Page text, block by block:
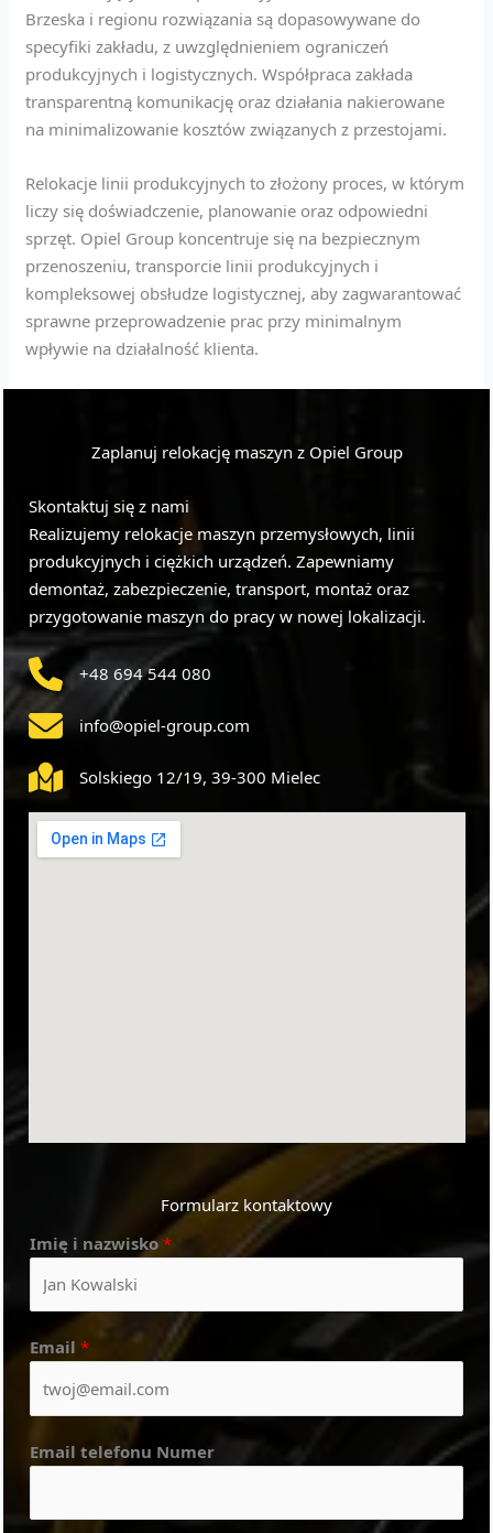
Brzeska i regionu rozwiązania są dopasowywane do
specyfiki zakładu, z uwzględnieniem ograniczeń
produkcyjnych i logistycznych. Współpraca zakłada
transparentną komunikację oraz działania nakierowane
na minimalizowanie kosztów związanych z przestojami.
Relokacje linii produkcyjnych to złożony proces, w którym
liczy się doświadczenie, planowanie oraz odpowiedni
sprzęt. Opiel Group koncentruje się na bezpiecznym
przenoszeniu, transporcie linii produkcyjnych i
kompleksowej obsłudze logistycznej, aby zagwarantować
sprawne przeprowadzenie prac przy minimalnym
wpływie na działalność klienta.
Zaplanuj relokację maszyn z Opiel Group
Skontaktuj się z nami
Realizujemy relokacje maszyn przemysłowych, linii
produkcyjnych i ciężkich urządzeń. Zapewniamy
demontaż, zabezpieczenie, transport, montaż oraz
przygotowanie maszyn do pracy w nowej lokalizacji.
+48 694 544 080
info@opiel-group.com
Solskiego 12/19, 39-300 Mielec
Formularz kontaktowy
Imię i nazwisko*
Email *
Email telefonu Numer